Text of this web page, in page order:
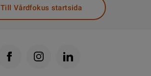
Till Vårdfokus startsida